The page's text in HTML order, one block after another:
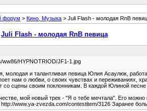
форум > Кино, Музыка > Juli Flash - молодая RnB
Juli Flash - молодая RnB певица
ww86/HYPNOTRIOD/JF1-1.jpg
молодая и талантливая певица Юлия Асаулюк,
нам о любви, о своих чувствах и переживаниях,
со сцены своим поклонникам. В каждой Юлиной
мой новый трек - "Я о тебе мечтала". Его
http://www.ya-zvezda.com/contestitem/3126 Заранее